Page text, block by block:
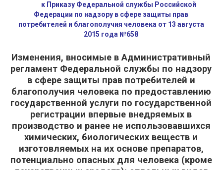
к Приказу Федеральной службы Российской
Федерации по надзору в сфере защиты прав
потребителей и благополучия человека от 13 августа
2015 года №658
Изменения, вносимые в Административный
регламент Федеральной службы по надзору
в сфере защиты прав потребителей и
благополучия человека по предоставлению
государственной услуги по государственной
регистрации впервые внедряемых в
производство и ранее не использовавшихся
химических, биологических веществ и
изготовляемых на их основе препаратов,
потенциально опасных для человека (кроме